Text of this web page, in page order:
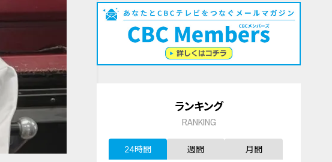
ランキング
RANKING
24時間 週間 月間